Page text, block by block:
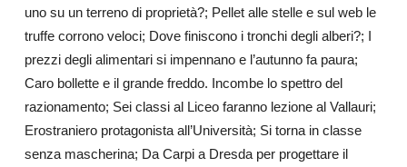
uno su un terreno di proprietà?; Pellet alle stelle e sul web le
truffe corrono veloci; Dove finiscono i tronchi degli alberi?; I
prezzi degli alimentari si impennano e l’autunno fa paura;
Caro bollette e il grande freddo. Incombe lo spettro del
razionamento; Sei classi al Liceo faranno lezione al Vallauri;
Erostraniero protagonista all’Università; Si torna in classe
senza mascherina; Da Carpi a Dresda per progettare il